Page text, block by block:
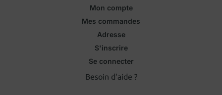
Mon compte
Mes commandes
Adresse
S'inscrire
Se connecter
Besoin d'aide ?